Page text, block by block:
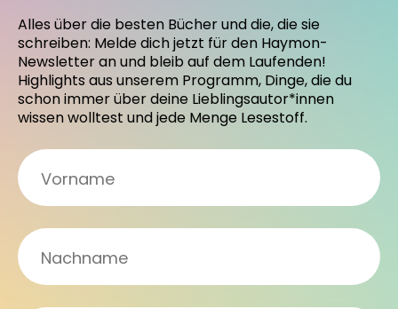
Alles über die besten Bücher und die, die sie
schreiben: Melde dich jetzt für den Haymon-
Newsletter an und bleib auf dem Laufenden!
Highlights aus unserem Programm, Dinge, die du
schon immer über deine Lieblingsautor*innen
wissen wolltest und jede Menge Lesestoff.